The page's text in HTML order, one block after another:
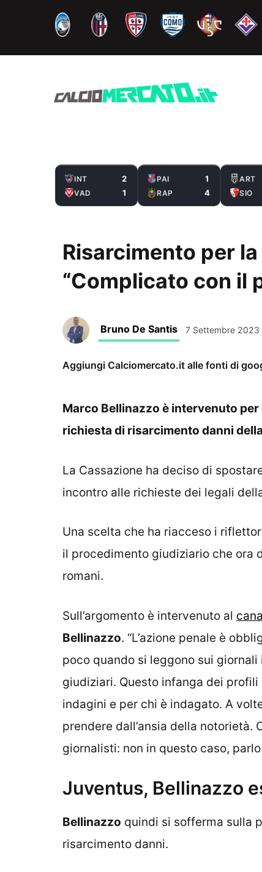
contenuto
INT 2
VAD 1
PAI 1
RAP 4
ART
SIO
Risarcimento per
“Complicato con il
Bruno De Santis 7 Settembre 2023
Aggiungi Calciomercato.it alle fonti di
Marco Bellinazzo è intervenuto
richiesta di risarcimento danni
La Cassazione ha deciso di
incontro alle richieste dei legali
Una scelta che ha riacceso i
il procedimento giudiziario che ora
romani.
Sull’argomento è intervenuto al
Bellinazzo. “L’azione penale è
poco quando si leggono sui
giudiziari. Questo infanga dei
indagini e per chi è indagato. A
prendere dall’ansia della
giornalisti: non in questo caso, parlo
Juventus, Bellinazzo
Bellinazzo quindi si sofferma sulla
risarcimento danni.